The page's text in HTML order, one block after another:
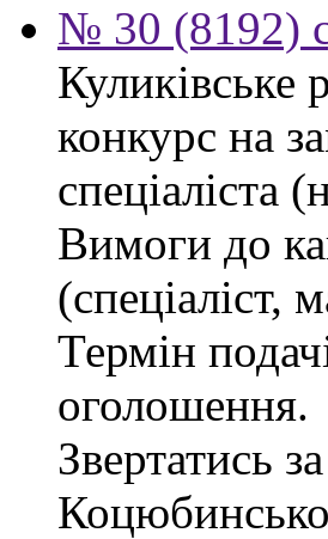
№ 30 (8192)
Куликівське
конкурс на
спеціаліста
Вимоги до
(спеціаліст,
Термін
оголошення.
Звертатись